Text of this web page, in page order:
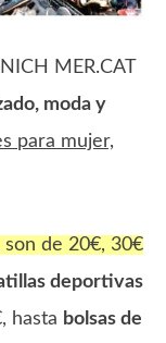
MER.CAT
moda y
para mujer,
son de 20€, 30€
deportivas
hasta bolsas de